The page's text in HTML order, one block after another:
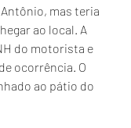
mas teria
ao local. A
do motorista e
ocorrência. O
ao pátio do